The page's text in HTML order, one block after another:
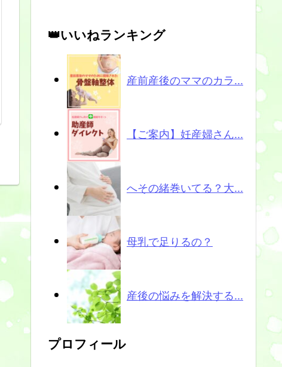
👑いいねランキング
産前産後のママのカラ...
【ご案内】妊産婦さん...
へその緒巻いてる？大...
母乳で足りるの？
産後の悩みを解決する...
プロフィール